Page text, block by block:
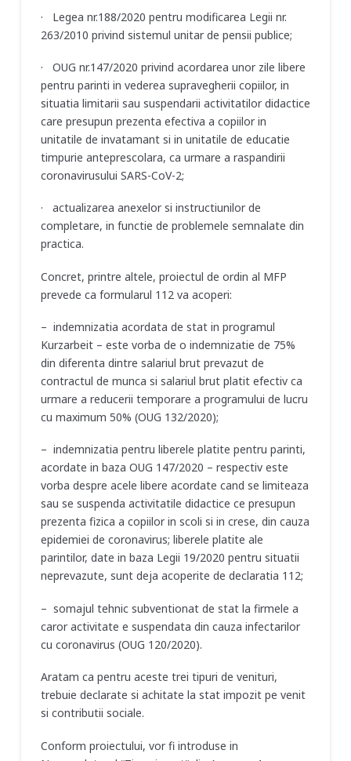
· Legea nr.188/2020 pentru modificarea Legii nr.
263/2010 privind sistemul unitar de pensii publice;
· OUG nr.147/2020 privind acordarea unor zile libere
pentru parinti in vederea supravegherii copiilor, in
situatia limitarii sau suspendarii activitatilor didactice
care presupun prezenta efectiva a copiilor in
unitatile de invatamant si in unitatile de educatie
timpurie anteprescolara, ca urmare a raspandirii
coronavirusului SARS-CoV-2;
· actualizarea anexelor si instructiunilor de
completare, in functie de problemele semnalate din
practica.
Concret, printre altele, proiectul de ordin al MFP
prevede ca formularul 112 va acoperi:
– indemnizatia acordata de stat in programul
Kurzarbeit – este vorba de o indemnizatie de 75%
din diferenta dintre salariul brut prevazut de
contractul de munca si salariul brut platit efectiv ca
urmare a reducerii temporare a programului de lucru
cu maximum 50% (OUG 132/2020);
– indemnizatia pentru liberele platite pentru parinti,
acordate in baza OUG 147/2020 – respectiv este
vorba despre acele libere acordate cand se limiteaza
sau se suspenda activitatile didactice ce presupun
prezenta fizica a copiilor in scoli si in crese, din cauza
epidemiei de coronavirus; liberele platite ale
parintilor, date in baza Legii 19/2020 pentru situatii
neprevazute, sunt deja acoperite de declaratia 112;
– somajul tehnic subventionat de stat la firmele a
caror activitate e suspendata din cauza infectarilor
cu coronavirus (OUG 120/2020).
Aratam ca pentru aceste trei tipuri de venituri,
trebuie declarate si achitate la stat impozit pe venit
si contributii sociale.
Conform proiectului, vor fi introduse in